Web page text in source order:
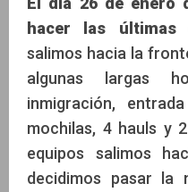
hacer las últimas
salimos hacia la
algunas largas
inmigración,
mochilas, 4 hauls y
equipos salimos
decidimos pasar la